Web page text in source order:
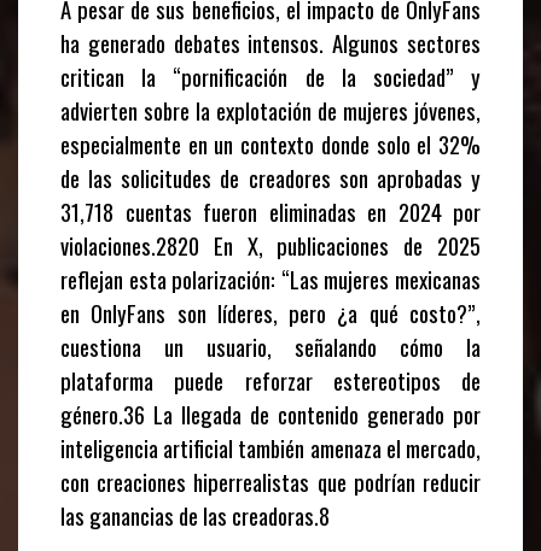
A pesar de sus beneficios, el impacto de OnlyFans
ha generado debates intensos. Algunos sectores
critican la “pornificación de la sociedad” y
advierten sobre la explotación de mujeres jóvenes,
especialmente en un contexto donde solo el 32%
de las solicitudes de creadores son aprobadas y
31,718 cuentas fueron eliminadas en 2024 por
violaciones.2820 En X, publicaciones de 2025
reflejan esta polarización: “Las mujeres mexicanas
en OnlyFans son líderes, pero ¿a qué costo?”,
cuestiona un usuario, señalando cómo la
plataforma puede reforzar estereotipos de
género.36 La llegada de contenido generado por
inteligencia artificial también amenaza el mercado,
con creaciones hiperrealistas que podrían reducir
las ganancias de las creadoras.8